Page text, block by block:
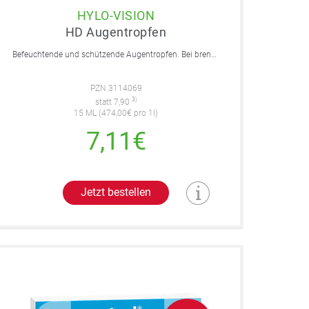
HYLO-VISION
HD Augentropfen
Befeuchtende und schützende Augentropfen. Bei brennenden und tränenden Augen und Sandkorngefühl.
PZN 3114069
statt 7,90 3)
15 ML (474,00€ pro 1l)
7,11€
Jetzt bestellen